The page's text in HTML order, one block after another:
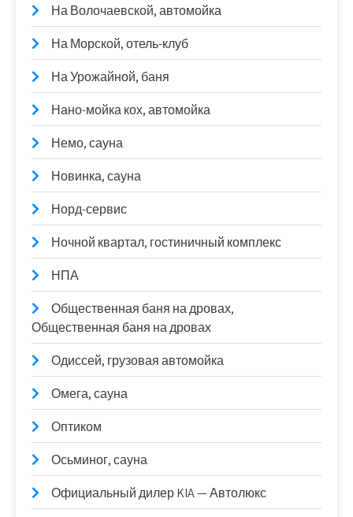
На Волочаевской, автомойка
На Морской, отель-клуб
На Урожайной, баня
Нано-мойка кох, автомойка
Немо, сауна
Новинка, сауна
Норд-сервис
Ночной квартал, гостиничный комплекс
НПА
Общественная баня на дровах,
Общественная баня на дровах
Одиссей, грузовая автомойка
Омега, сауна
Оптиком
Осьминог, сауна
Официальный дилер KIA — Автолюкс